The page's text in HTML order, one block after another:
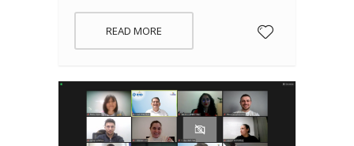
READ MORE